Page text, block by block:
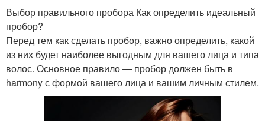
Выбор правильного пробора Как определить идеальный
пробор?
Перед тем как сделать пробор, важно определить, какой
из них будет наиболее выгодным для вашего лица и типа
волос. Основное правило — пробор должен быть в
harmony с формой вашего лица и вашим личным стилем.